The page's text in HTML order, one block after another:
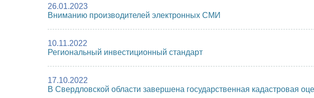
26.01.2023
Вниманию производителей электронных СМИ
10.11.2022
Региональный инвестиционный стандарт
17.10.2022
В Свердловской области завершена государственная кадастровая